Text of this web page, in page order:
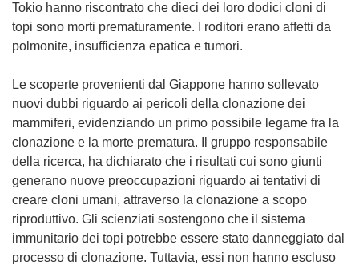
Tokio hanno riscontrato che dieci dei loro dodici cloni di
topi sono morti prematuramente. I roditori erano affetti da
polmonite, insufficienza epatica e tumori.
Le scoperte provenienti dal Giappone hanno sollevato
nuovi dubbi riguardo ai pericoli della clonazione dei
mammiferi, evidenziando un primo possibile legame fra la
clonazione e la morte prematura. Il gruppo responsabile
della ricerca, ha dichiarato che i risultati cui sono giunti
generano nuove preoccupazioni riguardo ai tentativi di
creare cloni umani, attraverso la clonazione a scopo
riproduttivo. Gli scienziati sostengono che il sistema
immunitario dei topi potrebbe essere stato danneggiato dal
processo di clonazione. Tuttavia, essi non hanno escluso